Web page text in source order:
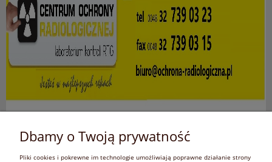
Dbamy o Twoją prywatność
Pliki cookies i pokrewne im technologie umożliwiają poprawne działanie strony